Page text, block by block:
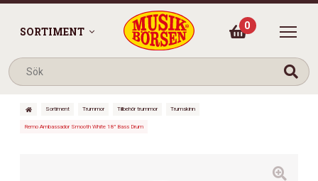
SORTIMENT 0
Sortiment Trummor Tillbehör trummor Trumskinn
Remo Ambassador Smooth White 18″ Bass Drum